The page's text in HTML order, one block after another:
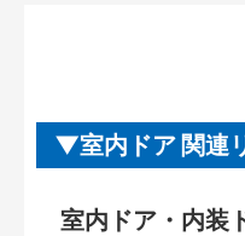
室内ドア 関連
室内ドア・内装